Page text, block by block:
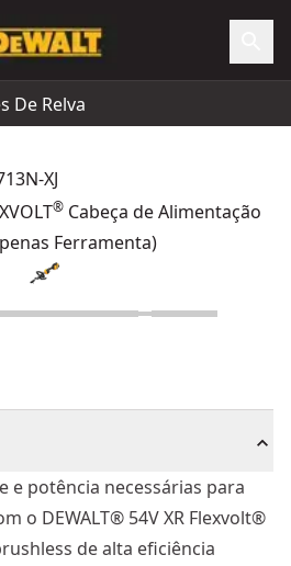
De Relva
XJ
® Cabeça de Alimentação
Ferramenta)
e potência necessárias para
o DEWALT® 54V XR Flexvolt®
de alta eficiência